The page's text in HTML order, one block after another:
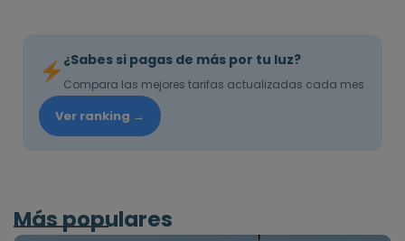
¿Sabes si pagas de más por tu luz?
Compara las mejores tarifas actualizadas cada mes
Ver ranking →
Más populares